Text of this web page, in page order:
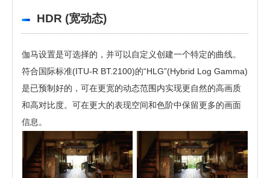
HDR (宽动态)
伽马设置是可选择的，并可以自定义创建一个特定的曲线。
符合国际标准(ITU-R BT.2100)的“HLG”(Hybrid Log Gamma)
是已预制好的，可在更宽的动态范围内实现更自然的高画质
和高对比度。可在更大的表现空间和色阶中保留更多的画面
信息。